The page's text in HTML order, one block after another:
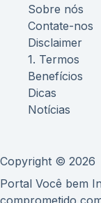
Sobre nós
Contate-nos
Disclaimer
1. Termos
Benefícios
Dicas
Notícias
Copyright © 2026
Portal Você bem
comprometido